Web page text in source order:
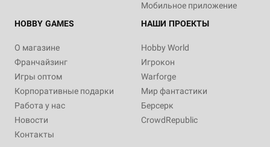
Мобильное приложение
HOBBY GAMES
О магазине
Франчайзинг
Игры оптом
Корпоративные подарки
Работа у нас
Новости
Контакты
НАШИ ПРОЕКТЫ
Hobby World
Игрокон
Warforge
Мир фантастики
Берсерк
CrowdRepublic